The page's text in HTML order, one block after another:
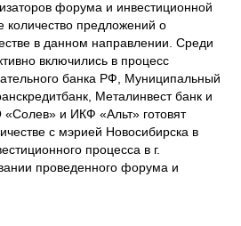
форума и инвестиционной
предложений о
в данном направлении. Среди
включились в процесс
банка РФ, Муниципальный
Металинвест банк и
и ИКФ «Альт» готовят
с мэрией Новосибирска в
процесса в г.
проведенного форума и